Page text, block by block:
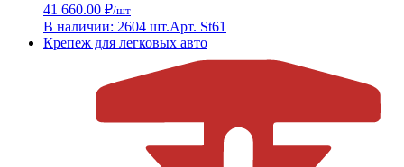
41 660.00 ₽/шт
В наличии: 2604 шт.Арт. St61
Крепеж для легковых авто